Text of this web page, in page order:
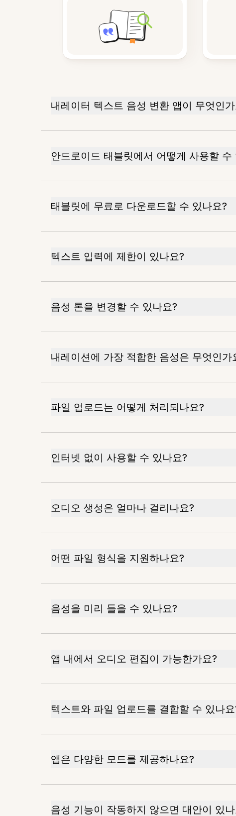
내레이터 텍스트 음성 변환 앱이 무엇인
안드로이드 태블릿에서 어떻게 사용할 수
태블릿에 무료로 다운로드할 수 있나요?
텍스트 입력에 제한이 있나요?
음성 톤을 변경할 수 있나요?
내레이션에 가장 적합한 음성은 무엇인가
파일 업로드는 어떻게 처리되나요?
인터넷 없이 사용할 수 있나요?
오디오 생성은 얼마나 걸리나요?
어떤 파일 형식을 지원하나요?
음성을 미리 들을 수 있나요?
앱 내에서 오디오 편집이 가능한가요?
텍스트와 파일 업로드를 결합할 수 있나요
앱은 다양한 모드를 제공하나요?
음성 기능이 작동하지 않으면 대안이 있